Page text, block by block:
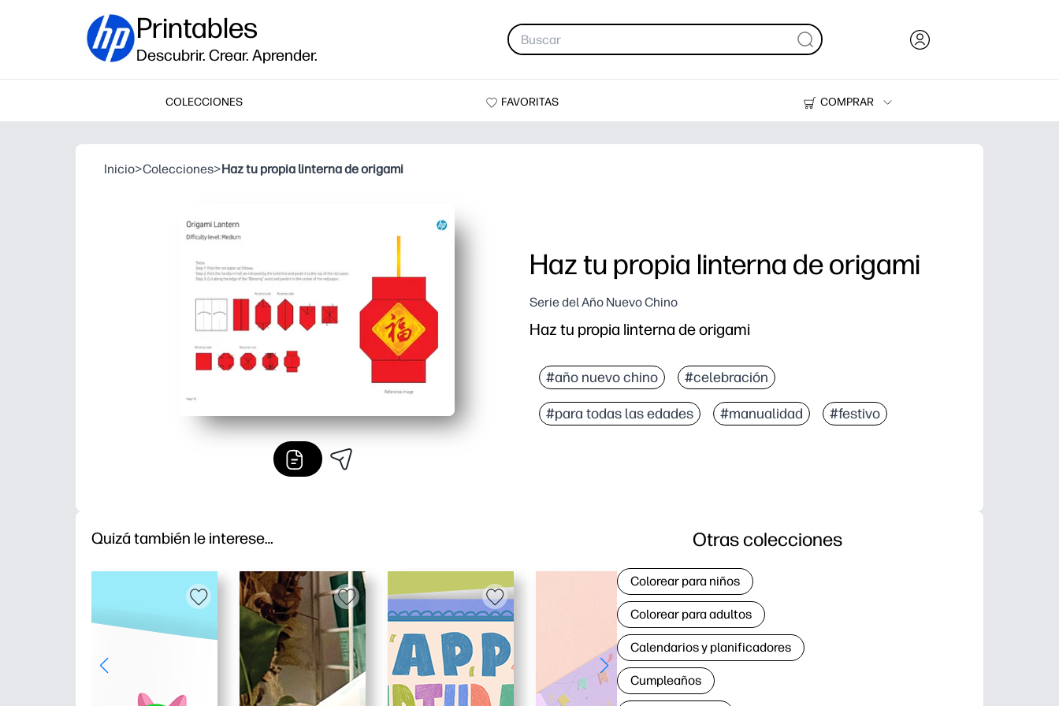
Printables
Descubrir. Crear. Aprender.
COLECCIONES FAVORITAS
COMPRAR
Impresoras
Inicio>Colecciones>Haz tu propia linterna de origami
Haz tu propia linterna de origami
Serie del Año Nuevo Chino
Haz tu propia linterna de origami
#año nuevo chino #celebración
#para todas las edades #manualidad #festivo
Quizá también le interese… Otras colecciones
Colorear para niños
Colorear para adultos
Calendarios y planificadores
Cumpleaños